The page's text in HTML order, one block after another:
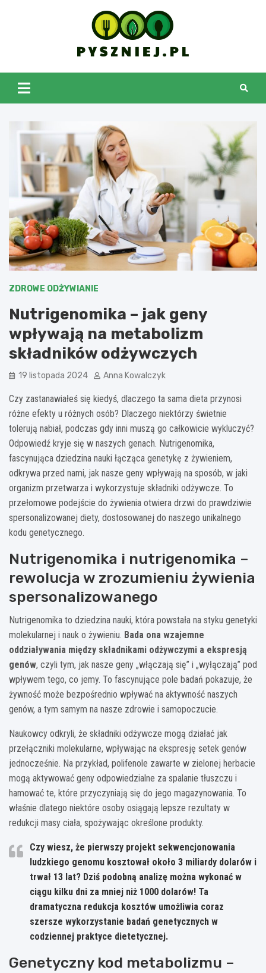
pyszniej.pl
ZDROWE ODŻYWIANIE
Nutrigenomika – jak geny
wpływają na metabolizm
składników odżywczych
19 listopada 2024 Anna Kowalczyk
Czy zastanawiałeś się kiedyś, dlaczego ta sama dieta przynosi
różne efekty u różnych osób? Dlaczego niektórzy świetnie
tolerują nabiał, podczas gdy inni muszą go całkowicie wykluczyć?
Odpowiedź kryje się w naszych genach. Nutrigenomika,
fascynująca dziedzina nauki łącząca genetykę z żywieniem,
odkrywa przed nami, jak nasze geny wpływają na sposób, w jaki
organizm przetwarza i wykorzystuje składniki odżywcze. To
przełomowe podejście do żywienia otwiera drzwi do prawdziwie
spersonalizowanej diety, dostosowanej do naszego unikalnego
kodu genetycznego.
Nutrigenomika i nutrigenomika –
rewolucja w zrozumieniu żywienia
spersonalizowanego
Nutrigenomika to dziedzina nauki, która powstała na styku genetyki
molekularnej i nauk o żywieniu. Bada ona wzajemne
oddziaływania między składnikami odżywczymi a ekspresją
genów, czyli tym, jak nasze geny „włączają się” i „wyłączają” pod
wpływem tego, co jemy. To fascynujące pole badań pokazuje, że
żywność może bezpośrednio wpływać na aktywność naszych
genów, a tym samym na nasze zdrowie i samopoczucie.
Naukowcy odkryli, że składniki odżywcze mogą działać jak
przełączniki molekularne, wpływając na ekspresję setek genów
jednocześnie. Na przykład, polifenole zawarte w zielonej herbacie
mogą aktywować geny odpowiedzialne za spalanie tłuszczu i
hamować te, które przyczyniają się do jego magazynowania. To
właśnie dlatego niektóre osoby osiągają lepsze rezultaty w
redukcji masy ciała, spożywając określone produkty.
Czy wiesz, że pierwszy projekt sekwencjonowania
ludzkiego genomu kosztował około 3 miliardy dolarów i
trwał 13 lat? Dziś podobną analizę można wykonać w
ciągu kilku dni za mniej niż 1000 dolarów! Ta
dramatyczna redukcja kosztów umożliwia coraz
szersze wykorzystanie badań genetycznych w
codziennej praktyce dietetycznej.
Genetyczny kod metabolizmu –